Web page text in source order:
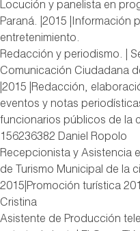
Locución y panelista en
Paraná. |2015 |Información
entretenimiento.
Redacción y periodismo. |
Comunicación Ciudadana
|2015 |Redacción,
eventos y notas
funcionarios públicos de la
156236382 Daniel Ropolo
Recepcionista y Asistencia
de Turismo Municipal de la
2015|Promoción turística
Cristina
Asistente de Producción